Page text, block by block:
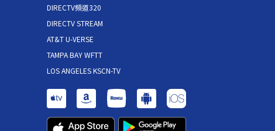
DIRECTV頻道320
DIRECTV STREAM
AT&T U-VERSE
TAMPA BAY WFTT
LOS ANGELES KSCN-TV